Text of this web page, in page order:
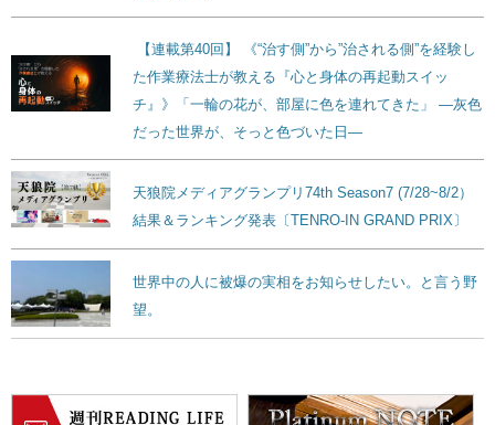
【連載第40回】 《“治す側”から”治される側”を経験し
た作業療法士が教える『心と身体の再起動スイッ
チ』》「一輪の花が、部屋に色を連れてきた」 ―灰色
だった世界が、そっと色づいた日―
天狼院メディアグランプリ74th Season7 (7/28~8/2）
結果＆ランキング発表〔TENRO-IN GRAND PRIX〕
世界中の人に被爆の実相をお知らせしたい。と言う野
望。